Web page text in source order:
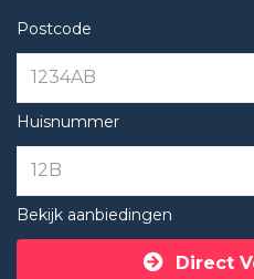
Postcode
Huisnummer
Bekijk aanbiedingen
Direct